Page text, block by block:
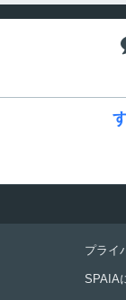
プライ
SPAIA